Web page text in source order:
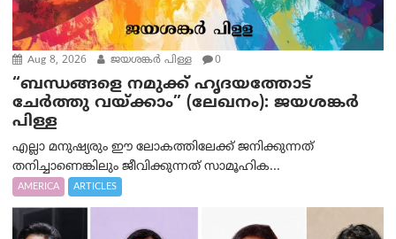
Aug 8, 2026 ജയശങ്കര്‍ പിള്ള 0
“ബന്ധങ്ങളെ നമുക്ക് ഹൃദയത്തോട്
ചേർത്തു വയ്ക്കാം” (ലേഖനം): ജയശങ്കര്‍
പിള്ള
എല്ലാ മനുഷ്യരും ഈ ലോകത്തിലേക്ക് ജനിക്കുന്നത്
തനിച്ചാണെങ്കിലും ജീവിക്കുന്നത് സാമൂഹിക...
AMERICA ARTICLES